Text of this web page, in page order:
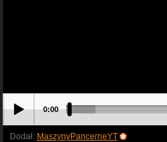
0:00
Dodał: MaszynyPancerneYT